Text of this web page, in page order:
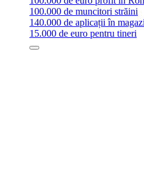
100.000 de muncitori străini
140.000 de aplicații în
15.000 de euro pentru tineri